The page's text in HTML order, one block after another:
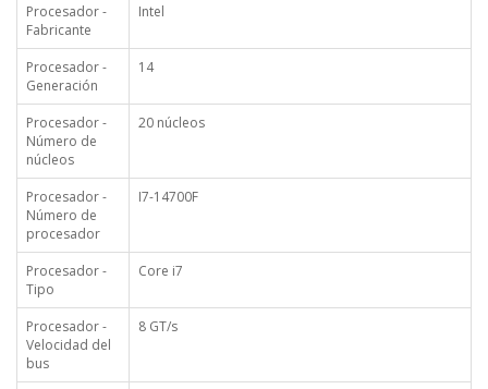
Procesador -
Fabricante
Intel
Procesador -
Generación
14
Procesador -
Número de
núcleos
20 núcleos
Procesador -
Número de
procesador
I7-14700F
Procesador -
Tipo
Core i7
Procesador -
Velocidad del
bus
8 GT/s